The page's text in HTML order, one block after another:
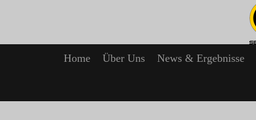
Home Über Uns News & Ergebnisse